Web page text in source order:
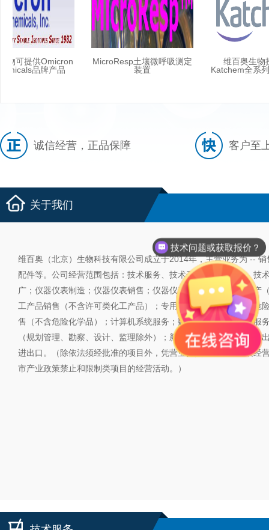
物可提供Omicron
品牌产品
MicroResp土壤微呼吸测定
装置
维百奥生物
Katchem全系
诚信经营，正品保障 客户至
关于我们
维百奥（北京）生物科技有限公司成立于2014年，主营业务为 --
配件等。公司经营范围包括：技术服务、技术开发、技术咨询、技
广；仪器仪表制造；仪器仪表销售；仪器仪表修理；化工产品生产
工产品销售（不含许可类化工产品）；专用化学产品制造（不含危
售（不含危险化学品）；计算机系统服务；数据处理和存储支持服
（规划管理、勘察、设计、监理除外）；新材料技术推广服务；进
进出口。（除依法须经批准的项目外，凭营业执照依法自主开展经
市产业政策禁止和限制类项目的经营活动。）
技术问题或获取报价？